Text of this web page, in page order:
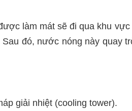
làm mát sẽ đi qua khu
đó, nước nóng này quay
giải nhiệt (cooling tower).